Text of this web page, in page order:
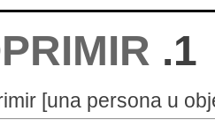
.1
[una persona u